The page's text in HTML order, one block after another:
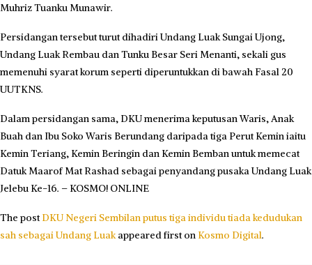
Muhriz Tuanku Munawir.
Persidangan tersebut turut dihadiri Undang Luak Sungai Ujong,
Undang Luak Rembau dan Tunku Besar Seri Menanti, sekali gus
memenuhi syarat korum seperti diperuntukkan di bawah Fasal 20
UUTKNS.
Dalam persidangan sama, DKU menerima keputusan Waris, Anak
Buah dan Ibu Soko Waris Berundang daripada tiga Perut Kemin iaitu
Kemin Teriang, Kemin Beringin dan Kemin Bemban untuk memecat
Datuk Maarof Mat Rashad sebagai penyandang pusaka Undang Luak
Jelebu Ke-16. – KOSMO! ONLINE
The postDKU Negeri Sembilan putus tiga individu tiada kedudukan
sah sebagai Undang Luakappeared first on Kosmo Digital.